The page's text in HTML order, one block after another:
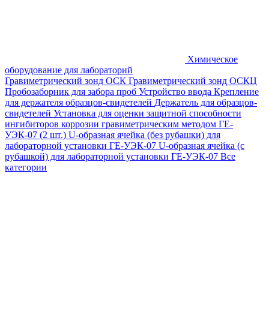
Химическое
оборудование для лабораторий
Гравиметрический зонд ОСК Гравиметрический зонд ОСКЦ
Пробозаборник для забора проб Устройство ввода Крепление
для держателя образцов-свидетелей Держатель для образцов-
свидетелей Установка для оценки защитной способности
ингибиторов коррозии гравиметрическим методом ГЕ-
УЭК-07 (2 шт.) U-образная ячейка (без рубашки) для
лабораторной установки ГЕ-УЭК-07 U-образная ячейка (с
рубашкой) для лабораторной установки ГЕ-УЭК-07 Все
категории